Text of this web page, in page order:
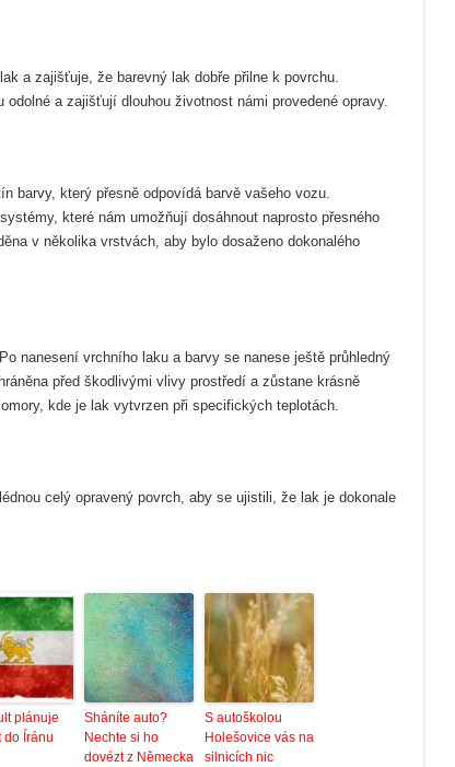
a zajišťuje, že barevný lak dobře přilne k povrchu.
a zajišťují dlouhou životnost námi provedené opravy.
barvy, který přesně odpovídá barvě vašeho vozu.
které nám umožňují dosáhnout naprosto přesného
v několika vrstvách, aby bylo dosaženo dokonalého
nanesení vrchního laku a barvy se nanese ještě průhledný
před škodlivými vlivy prostředí a zůstane krásně
kde je lak vytvrzen při specifických teplotách.
celý opravený povrch, aby se ujistili, že lak je dokonale
plánuje
do Íránu
Sháníte auto?
Nechte si ho
dovézt z Německa
S autoškolou
Holešovice vás na
silnicích nic